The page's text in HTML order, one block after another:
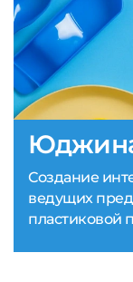
Создание
ведущих
пластиковой